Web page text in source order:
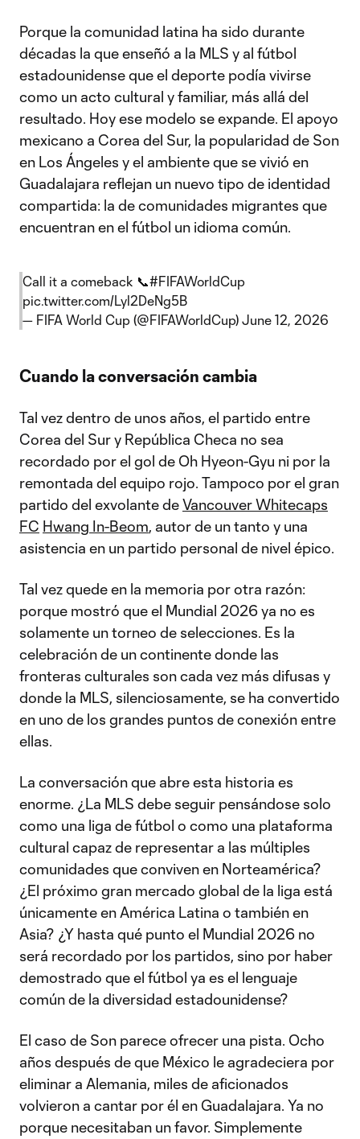
Porque la comunidad latina ha sido durante
décadas la que enseñó a la MLS y al fútbol
estadounidense que el deporte podía vivirse
como un acto cultural y familiar, más allá del
resultado. Hoy ese modelo se expande. El apoyo
mexicano a Corea del Sur, la popularidad de Son
en Los Ángeles y el ambiente que se vivió en
Guadalajara reflejan un nuevo tipo de identidad
compartida: la de comunidades migrantes que
encuentran en el fútbol un idioma común.
Call it a comeback 📞#FIFAWorldCup
pic.twitter.com/Lyl2DeNg5B
— FIFA World Cup (@FIFAWorldCup) June 12, 2026
Cuando la conversación cambia
Tal vez dentro de unos años, el partido entre
Corea del Sur y República Checa no sea
recordado por el gol de Oh Hyeon-Gyu ni por la
remontada del equipo rojo. Tampoco por el gran
partido del exvolante deVancouver Whitecaps
FC Hwang In-Beom, autor de un tanto y una
asistencia en un partido personal de nivel épico.
Tal vez quede en la memoria por otra razón:
porque mostró que el Mundial 2026 ya no es
solamente un torneo de selecciones. Es la
celebración de un continente donde las
fronteras culturales son cada vez más difusas y
donde la MLS, silenciosamente, se ha convertido
en uno de los grandes puntos de conexión entre
ellas.
La conversación que abre esta historia es
enorme. ¿La MLS debe seguir pensándose solo
como una liga de fútbol o como una plataforma
cultural capaz de representar a las múltiples
comunidades que conviven en Norteamérica?
¿El próximo gran mercado global de la liga está
únicamente en América Latina o también en
Asia? ¿Y hasta qué punto el Mundial 2026 no
será recordado por los partidos, sino por haber
demostrado que el fútbol ya es el lenguaje
común de la diversidad estadounidense?
El caso de Son parece ofrecer una pista. Ocho
años después de que México le agradeciera por
eliminar a Alemania, miles de aficionados
volvieron a cantar por él en Guadalajara. Ya no
porque necesitaban un favor. Simplemente